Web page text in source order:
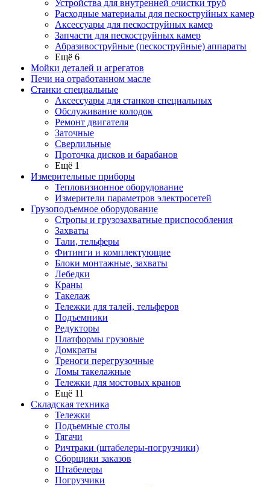
Устройства для внутренней очистки труб
Расходные материалы для пескоструйных камер
Аксессуары для пескоструйных камер
Запчасти для пескоструйных камер
Абразивоструйные (пескоструйные) аппараты
Ещё 6
Мойки деталей и агрегатов
Печи на отработанном масле
Станки специальные
Аксессуары для станков специальных
Обслуживание колодок
Ремонт двигателя
Заточные
Сверлильные
Проточка дисков и барабанов
Ещё 1
Измерительные приборы
Тепловизионное оборудование
Измерители параметров электросетей
Грузоподъемное оборудование
Стропы и грузозахватные приспособления
Захваты
Тали, тельферы
Фитинги и комплектующие
Блоки монтажные, захваты
Лебедки
Краны
Такелаж
Тележки для талей, тельферов
Подъемники
Редукторы
Платформы грузовые
Домкраты
Треноги перегрузочные
Ломы такелажные
Тележки для мостовых кранов
Ещё 11
Складская техника
Тележки
Подъемные столы
Тягачи
Ричтраки (штабелеры-погрузчики)
Сборщики заказов
Штабелеры
Погрузчики